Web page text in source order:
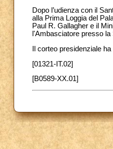
Dopo l’udienza con il
alla Prima Loggia del
Paul R. Gallagher e il
l'Ambasciatore presso la
Il corteo presidenziale
[01321-IT.02]
[B0589-XX.01]